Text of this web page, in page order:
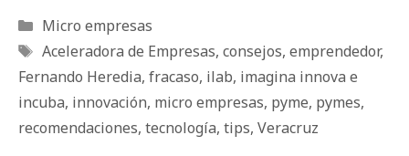
Categorías
Micro empresas
Etiquetas
Aceleradora de Empresas, consejos, emprendedor,
Fernando Heredia, fracaso, ilab, imagina innova e
incuba, innovación, micro empresas, pyme, pymes,
recomendaciones, tecnología, tips, Veracruz